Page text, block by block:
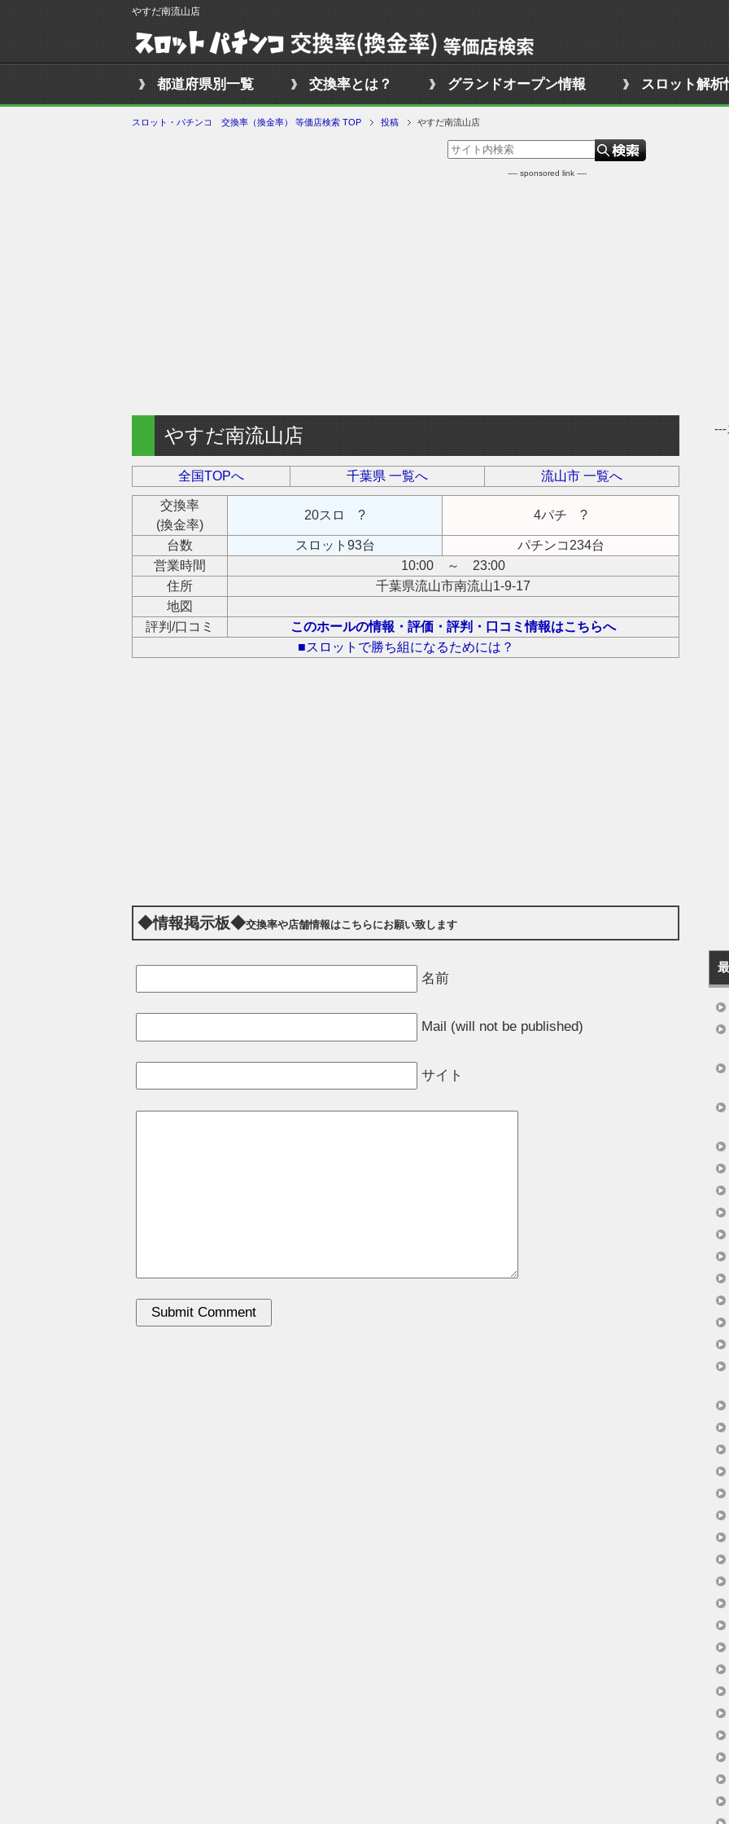
都道府県別一覧 交換率とは？ グランドオープン情報 スロット解析
スロット・パチンコ 交換率（換金率） 等価店検索 TOP 投稿 やすだ南流山店
---- sponsored link ----
やすだ南流山店
全国TOPへ 千葉県 一覧へ 流山市 一覧へ
交換率
(換金率)
20スロ ? 4パチ ?
台数 スロット93台
パチンコ234台
営業時間
10:00 ～ 23:00
住所
千葉県流山市南流山1-9-17
地図
評判/口コミ
このホールの情報・評価・評判・口コミ情報はこちらへ
■スロットで勝ち組になるためには？
◆情報掲示板◆交換率や店舗情報はこちらにお願い致します
名前
Mail (will not be published)
サイト
---
やすだ南流山店